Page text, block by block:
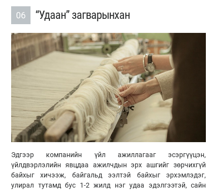
06 “Удаан” загварынхан
Эдгээр компанийн үйл ажиллагааг эсэргүүцэн,
үйлдвэрлэлийн явцдаа ажилчдын эрх ашгийг зөрчихгүй
байхыг хичээж, байгальд ээлтэй байхыг эрхэмлэдэг,
улирал тутамд бус 1-2 жилд нэг удаа эдэлгээтэй, сайн